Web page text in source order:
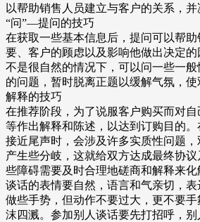
以帮助销售人员建立与客户的关系，并
“问”—提问的技巧
在获取一些基本信息后，提问可以帮
要、客户的顾虑以及影响他做出决定
不是很自然的情况下，可以问一些一
的问题，暂时脱离正题以缓解气氛，
解释的技巧
在推荐阶段，为了说服客户购买而对
等作出解释和陈述，以达到订购目的
接近尾声时，会涉及许多实质性问题
产生些分岐，这就给双方达成最终协
些障碍需要及时合理地磋商和解释来
谈话的表情要自然，语言和气亲切，
做些手势，但动作不要过大，更不要
沫四溅。参加别人谈话要先打招呼，